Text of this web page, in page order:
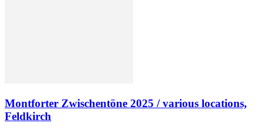
Montforter Zwischentöne 2025 / various locations,
Feldkirch